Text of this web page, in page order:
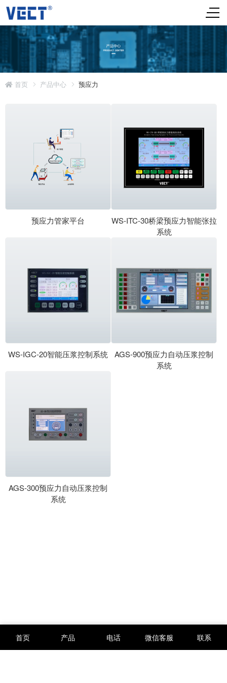
首页 产品中心 预应力
预应力管家平台
WS-ITC-30桥梁预应力智能张拉
系统
WS-IGC-20智能压浆控制系统
AGS-900预应力自动压浆控制
系统
AGS-300预应力自动压浆控制
系统
首页 产品 电话 微信客服 联系